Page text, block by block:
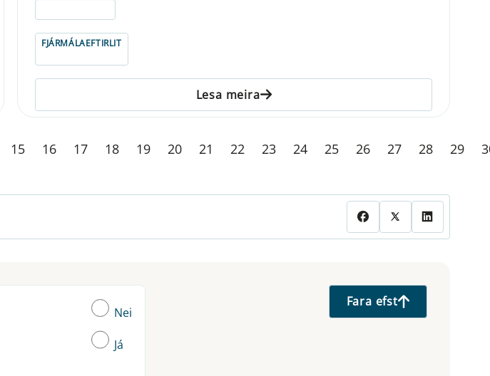
FJÁRMÁLAEFTIRLIT
Lesa meira
15 16 17 18 19 20 21 22 23 24 25 26 27 28 29
Nei
Já
Fara efst